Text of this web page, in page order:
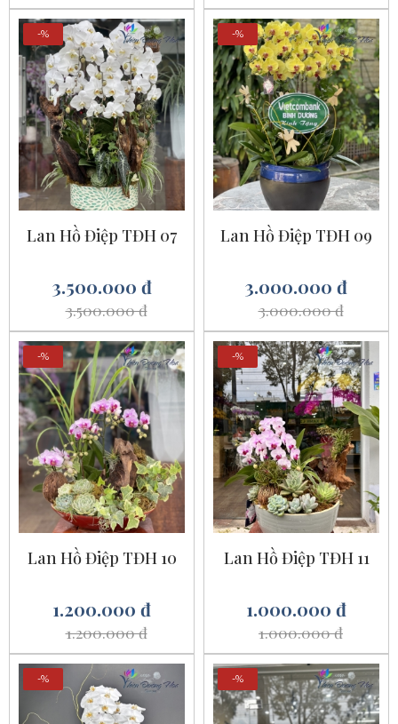
Lan Hồ Điệp TĐH 07
3.500.000 đ
3.500.000 đ
-%
Lan Hồ Điệp TĐH 09
3.000.000 đ
3.000.000 đ
-%
Lan Hồ Điệp TĐH 10
1.200.000 đ
1.200.000 đ
-%
Lan Hồ Điệp TĐH 11
1.000.000 đ
1.000.000 đ
-%
-% -%